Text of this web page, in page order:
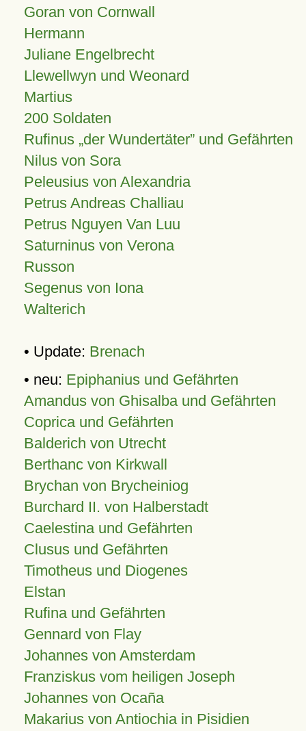
Goran von Cornwall
Hermann
Juliane Engelbrecht
Llewellwyn und Weonard
Martius
200 Soldaten
Rufinus „der Wundertäter” und Gefährten
Nilus von Sora
Peleusius von Alexandria
Petrus Andreas Challiau
Petrus Nguyen Van Luu
Saturninus von Verona
Russon
Segenus von Iona
Walterich
• Update: Brenach
• neu: Epiphanius und Gefährten
Amandus von Ghisalba und Gefährten
Coprica und Gefährten
Balderich von Utrecht
Berthanc von Kirkwall
Brychan von Brycheiniog
Burchard II. von Halberstadt
Caelestina und Gefährten
Clusus und Gefährten
Timotheus und Diogenes
Elstan
Rufina und Gefährten
Gennard von Flay
Johannes von Amsterdam
Franziskus vom heiligen Joseph
Johannes von Ocaña
Makarius von Antiochia in Pisidien